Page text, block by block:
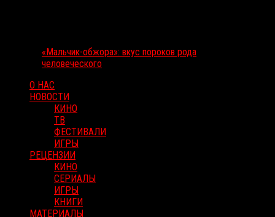
«Мальчик-обжора»: вкус пороков рода
человеческого
О НАС
НОВОСТИ
КИНО
ТВ
ФЕСТИВАЛИ
ИГРЫ
РЕЦЕНЗИИ
КИНО
СЕРИАЛЫ
ИГРЫ
КНИГИ
МАТЕРИАЛЫ